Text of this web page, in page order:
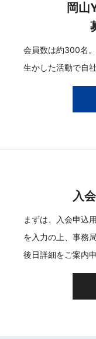
岡山
会員数は約300名
生かした活動で自
入
まずは、入会申込
を入力の上、事務
後日詳細をご案内